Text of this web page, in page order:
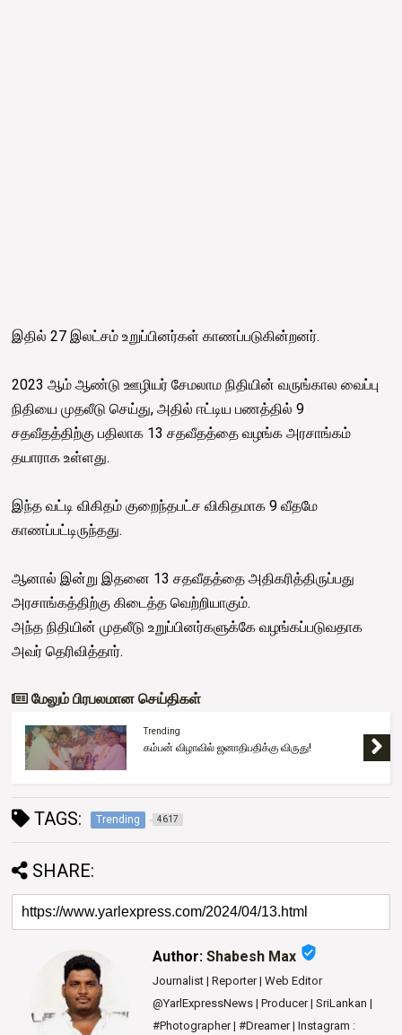
இதில் 27 இலட்சம் உறுப்பினர்கள் காணப்படுகின்றனர்.
2023 ஆம் ஆண்டு ஊழியர் சேமலாம நிதியின் வருங்கால வைப்பு
நிதியை முதலீடு செய்து, அதில் ஈட்டிய பணத்தில் 9
சதவீதத்திற்கு பதிலாக 13 சதவீதத்தை வழங்க அரசாங்கம்
தயாராக உள்ளது.
இந்த வட்டி விகிதம் குறைந்தபட்ச விகிதமாக 9 வீதமே
காணப்பட்டிருந்தது.
ஆனால் இன்று இதனை 13 சதவீதத்தை அதிகரித்திருப்பது
அரசாங்கத்திற்கு கிடைத்த வெற்றியாகும்.
அந்த நிதியின் முதலீடு உறுப்பினர்களுக்கே வழங்கப்படுவதாக
அவர் தெரிவித்தார்.
மேலும் பிரபலமான செய்திகள்
Trending
கம்பன் விழாவில் ஜனாதிபதிக்கு விருது!
TAGS: Trending 4617
SHARE:
Author:Shabesh Max verified_user
Journalist | Reporter | Web Editor
@YarlExpressNews | Producer | SriLankan |
#Photographer | #Dreamer | Instagram :